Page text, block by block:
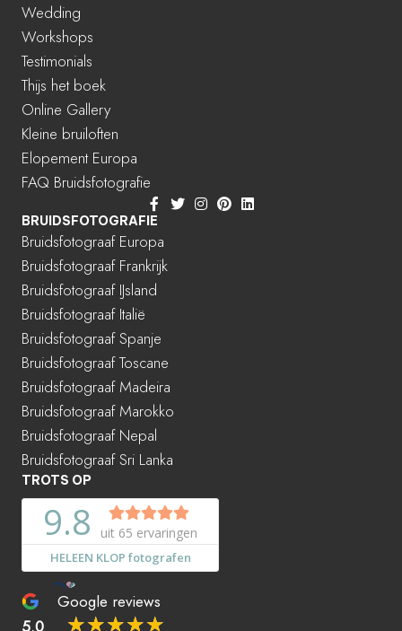
Wedding
Workshops
Testimonials
Thijs het boek
Online Gallery
Kleine bruiloften
Elopement Europa
FAQ Bruidsfotografie
BRUIDSFOTOGRAFIE
Bruidsfotograaf Europa
Bruidsfotograaf Frankrijk
Bruidsfotograaf IJsland
Bruidsfotograaf Italië
Bruidsfotograaf Spanje
Bruidsfotograaf Toscane
Bruidsfotograaf Madeira
Bruidsfotograaf Marokko
Bruidsfotograaf Nepal
Bruidsfotograaf Sri Lanka
TROTS OP
Google reviews
5.0
☆☆☆☆☆